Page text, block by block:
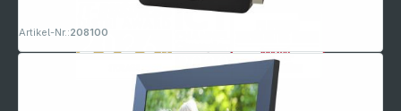
Artikel-Nr.:208100